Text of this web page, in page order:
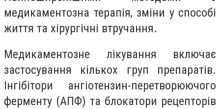
медикаментозна терапія, зміни у способі
життя та хірургічні втручання.
Медикаментозне лікування включає
застосування кількох груп препаратів.
Інгібітори ангіотензин-перетворюючого
ферменту (АПФ) та блокатори рецепторів